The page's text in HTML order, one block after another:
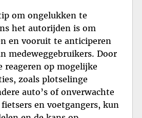
om ongelukken te
het autorijden is om
en vooruit te anticiperen
medeweggebruikers. Door
op mogelijke
zoals plotselinge
auto’s of onverwachte
en voetgangers, kun